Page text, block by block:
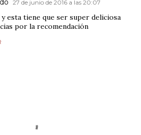
27 de junio de 2016 a las 20:07
y esta tiene que ser super deliciosa
por la recomendación